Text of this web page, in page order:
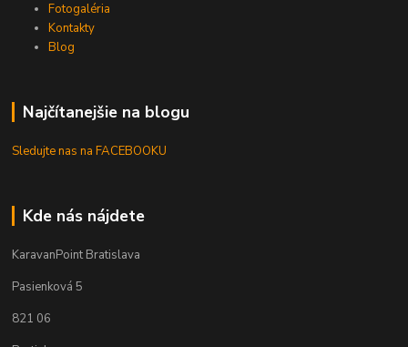
Fotogaléria
Kontakty
Blog
Najčítanejšie na blogu
Sledujte nas na FACEBOOKU
Kde nás nájdete
KaravanPoint Bratislava
Pasienková 5
821 06